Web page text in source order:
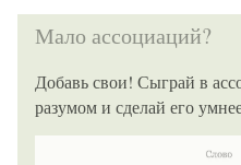
Мало ассоциаций?
Добавь свои! Сыграй в
разумом и сделай его